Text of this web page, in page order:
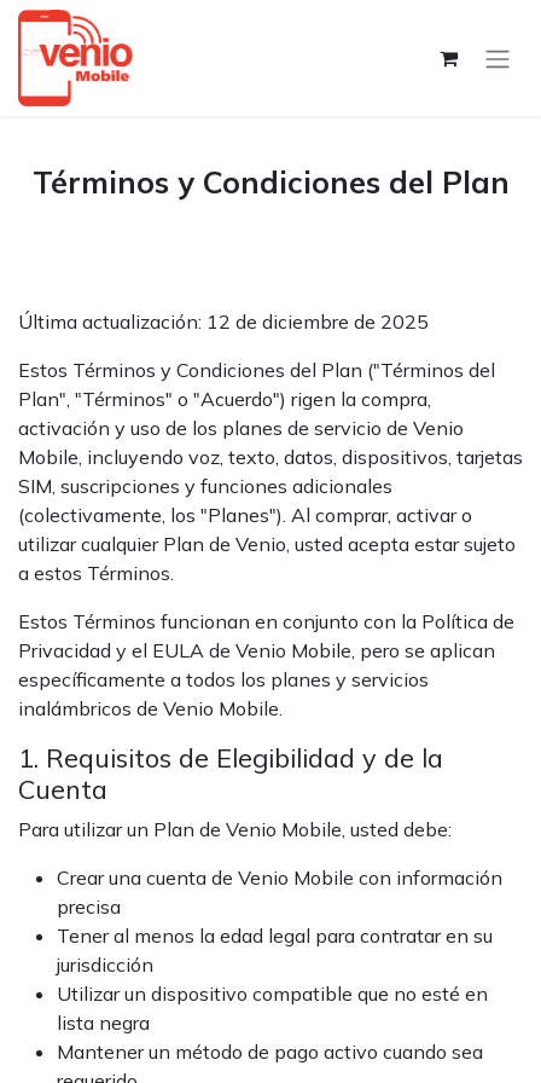
Términos y Condiciones del Plan
Última actualización: 12 de diciembre de 2025
Estos Términos y Condiciones del Plan ("Términos del
Plan", "Términos" o "Acuerdo") rigen la compra,
activación y uso de los planes de servicio de Venio
Mobile, incluyendo voz, texto, datos, dispositivos, tarjetas
SIM, suscripciones y funciones adicionales
(colectivamente, los "Planes"). Al comprar, activar o
utilizar cualquier Plan de Venio, usted acepta estar sujeto
a estos Términos.
Estos Términos funcionan en conjunto con la Política de
Privacidad y el EULA de Venio Mobile, pero se aplican
específicamente a todos los planes y servicios
inalámbricos de Venio Mobile.
1. Requisitos de Elegibilidad y de la
Cuenta
Para utilizar un Plan de Venio Mobile, usted debe:
Crear una cuenta de Venio Mobile con información
precisa
Tener al menos la edad legal para contratar en su
jurisdicción
Utilizar un dispositivo compatible que no esté en
lista negra
Mantener un método de pago activo cuando sea